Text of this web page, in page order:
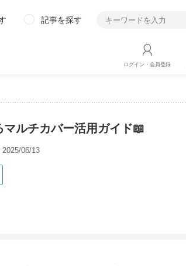
記事を探す
ログイン・会員登録
ルチカバー活用ガイド📖
2025/06/13